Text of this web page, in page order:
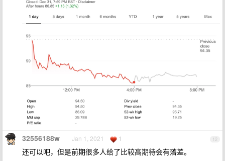
12
32556188w Jan 1, 2021 1
还可以吧，但是前期很多人给了比较高期待会有落差。